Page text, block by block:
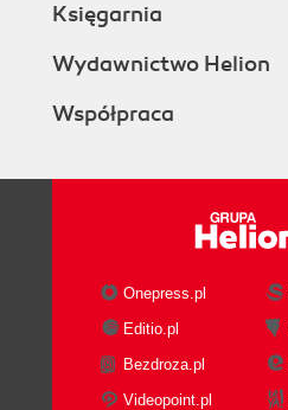
Księgarnia
Wydawnictwo Helion
Współpraca
Onepress.pl
Editio.pl
Bezdroza.pl
Videopoint.pl